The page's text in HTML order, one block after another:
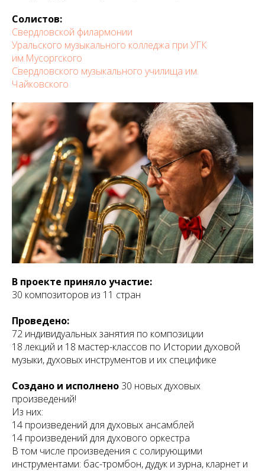
Солистов:
Свердловской филармонии
Уральского музыкального колледжа при УГК
им.Мусоргского
Свердловского музыкального училища им.
Чайковского
В проекте приняло участие:
30 композиторов из 11 стран
Проведено:
72 индивидуальных занятия по композиции
18 лекций и 18 мастер-классов по Истории духовой
музыки, духовых инструментов и их специфике
Создано и исполнено 30 новых духовых
произведений!
Из них:
14 произведений для духовых ансамблей
14 произведений для духового оркестра
В том числе произведения с солирующими
инструментами: бас-тромбон, дудук и зурна, кларнет и